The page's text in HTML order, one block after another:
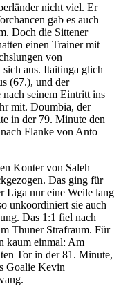
nicht viel. Er
gab es auch
Doch die Sittener
einen Trainer mit
von
aus. Itaitinga glich
(67.), und der
seinem Eintritt ins
mit. Doumbia, der
in der 79. Minute den
Flanke von Anto
Konter von Saleh
Das ging für
Liga nur eine Weile lang
unkoordiniert sie auch
Das 1:1 fiel nach
Thuner Strafraum. Für
kaum einmal: Am
Tor in der 81. Minute,
Goalie Kevin